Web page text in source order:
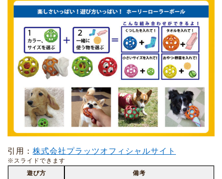
引用： 株式会社プラッツオフィシャルサイト
※スライドできます
遊び方
備考